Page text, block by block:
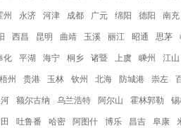
州 永济 河津 成都 广元 绵阳 德阳 南充
西昌 昆明 曲靖 玉溪 丽江 昭通 思茅
化 平湖 海宁 桐乡 诸暨 上虞 嵊州 江山
梧州 贵港 玉林 钦州 北海 防城港 崇左
额尔古纳 乌兰浩特 阿尔山 霍林郭勒
吐鲁番 哈密 阿图什 博乐 昌吉 阜康